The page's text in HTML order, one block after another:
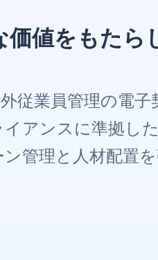
値をもたら
従業員管理の電子
アンスに準拠し
管理と人材配置